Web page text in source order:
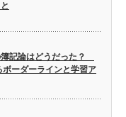
簿記論はどうだった？
ーダーラインと学習ア